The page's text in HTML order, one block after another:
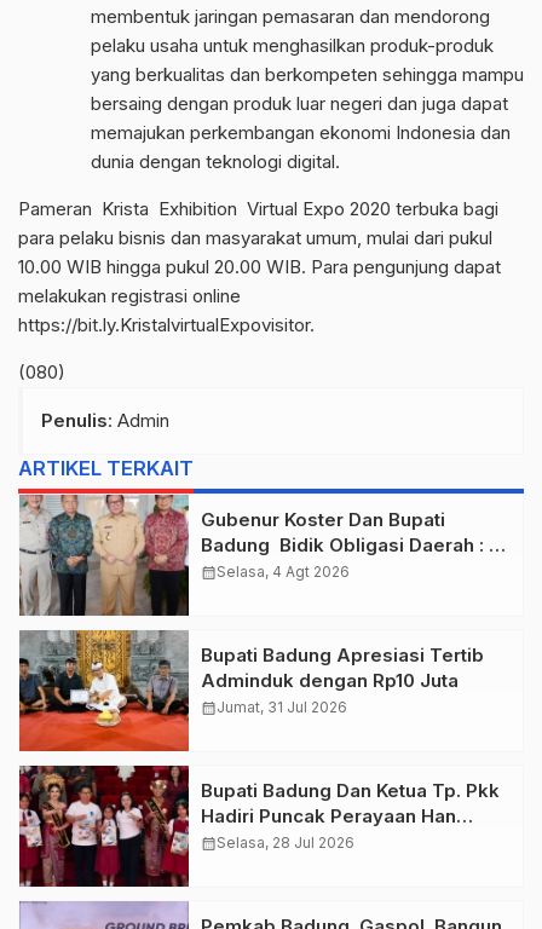
membentuk jaringan pemasaran dan mendorong
pelaku usaha untuk menghasilkan produk-produk
yang berkualitas dan berkompeten sehingga mampu
bersaing dengan produk luar negeri dan juga dapat
memajukan perkembangan ekonomi Indonesia dan
dunia dengan teknologi digital.
Pameran Krista Exhibition Virtual Expo 2020 terbuka bagi
para pelaku bisnis dan masyarakat umum, mulai dari pukul
10.00 WIB hingga pukul 20.00 WIB. Para pengunjung dapat
melakukan registrasi online
https://bit.ly.KristalvirtualExpovisitor.
(080)
Penulis: Admin
ARTIKEL TERKAIT
Gubenur Koster Dan Bupati
Badung Bidik Obligasi Daerah :
Gaspol Bangun Infrastruktur
calendar_monthSelasa, 4 Agt 2026
Bupati Badung Apresiasi Tertib
Adminduk dengan Rp10 Juta
calendar_monthJumat, 31 Jul 2026
Bupati Badung Dan Ketua Tp. Pkk
Hadiri Puncak Perayaan Han
Tahun 2026
calendar_monthSelasa, 28 Jul 2026